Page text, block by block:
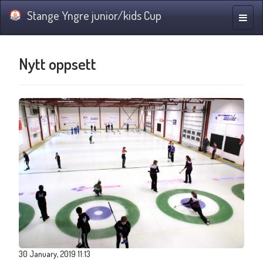
Toggle
Stange Yngre junior/kids Cup
Nytt oppsett
30 January, 2019 11:13